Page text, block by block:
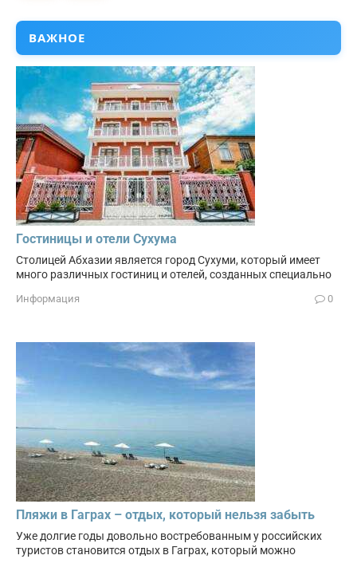
ВАЖНОЕ
Гостиницы и отели Сухума
Столицей Абхазии является город Сухуми, который имеет
много различных гостиниц и отелей, созданных специально
Информация 0
Пляжи в Гаграх – отдых, который нельзя забыть
Уже долгие годы довольно востребованным у российских
туристов становится отдых в Гаграх, который можно